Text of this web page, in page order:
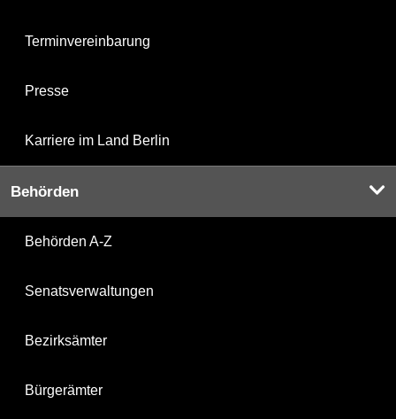
Terminvereinbarung
Presse
Karriere im Land Berlin
Behörden
Behörden A-Z
Senatsverwaltungen
Bezirksämter
Bürgerämter